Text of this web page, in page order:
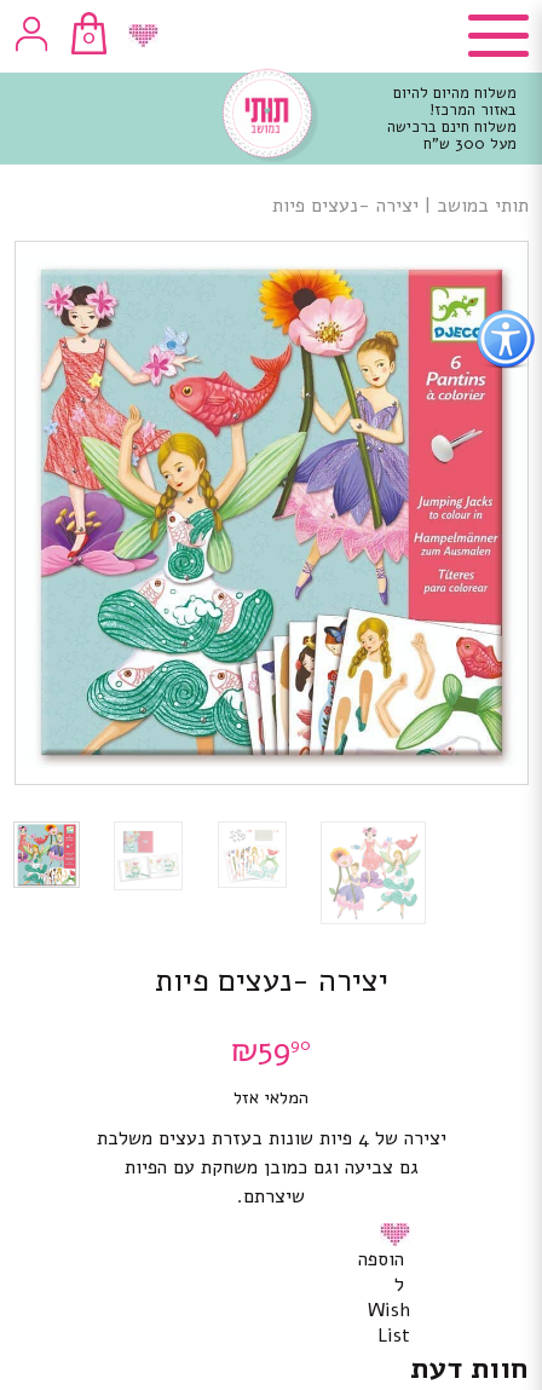
כפתור
לפתיחת
תפריט
נגישות
0
משלוח מהיום להיום
באזור המרכז!
משלוח חינם ברכישה
מעל 300 ש"ח
מרכזי
תותי במושב | יצירה -נעצים פיות
יצירה -נעצים פיות
₪5990
המלאי אזל
יצירה של 4 פיות שונות בעזרת נעצים משלבת
גם צביעה וגם כמובן משחקת עם הפיות
שיצרתם.
הוספה
ל
Wish
List
חוות דעת